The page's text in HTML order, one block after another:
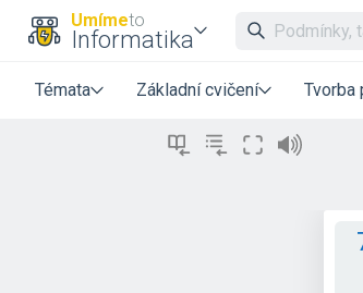
Umímeto
Informatika
Témata Základní cvičení Tvorba